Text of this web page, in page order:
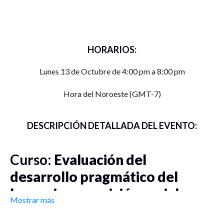
HORARIOS:
Lunes 13 de Octubre de 4:00 pm a 8:00 pm
Hora del Noroeste (GMT-7)
DESCRIPCIÓN DETALLADA DEL EVENTO:
Curso: Evaluación del
desarrollo pragmático del
lenguaje y cognición social en
Mostrar más